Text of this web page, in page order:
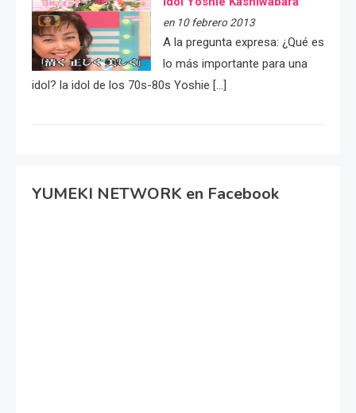
en 10 febrero 2013
A la pregunta expresa: ¿Qué es
lo más importante para una
idol? la idol de los 70s-80s Yoshie […]
YUMEKI NETWORK en Facebook